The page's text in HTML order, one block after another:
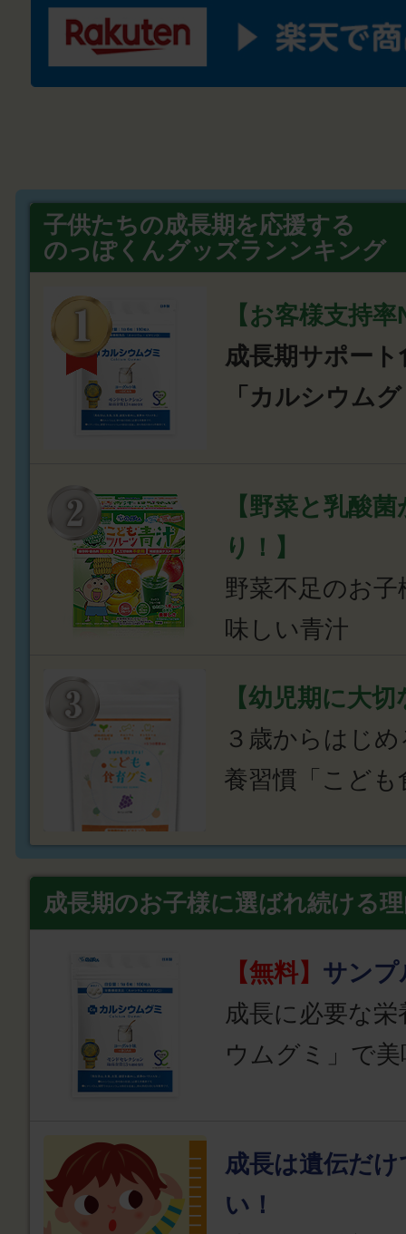
子供たちの成長期を応援する
のっぽくんグッズランンキング
【お客様支持
成長期サポート
「カルシウム
【野菜と乳酸
り！】
野菜不足のお
味しい青汁
【幼児期に大
３歳からはじ
養習慣「こども
成長期のお子様に選ばれ続ける
【無料】 サンプ
成長に必要な
ウムグミ」で
成長は遺伝だ
い！